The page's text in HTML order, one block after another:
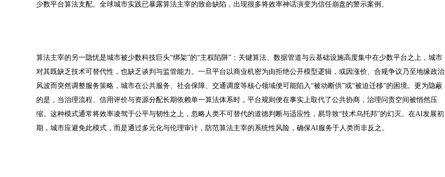
少数平台算法支配。全球城市实践已暴露算法主宰的致命缺陷，出现很多将效率神话演变为信任崩盘的警示案例。
算法主宰的另一隐忧是城市被少数科技巨头“绑架”的“主权陷阱”：关键算法、数据管道与云基础设施高度集中在少数平台之上，城市
对其既缺乏技术可替代性，也缺乏谈判与监管能力。一旦平台以商业机密为由拒绝公开模型逻辑，或因涨价、合规争议乃至地缘政治
风波而突然调整服务策略，城市在公共服务、社会保障、交通调度等核心领域便可能陷入“被动断供”或“被迫迁移”的困境。更为隐蔽
的是，当治理流程、信用评价与资源分配长期依赖单一算法体系时，平台规则便在事实上取代了公共协商，治理问责空间被悄然压
缩。这种模式通常将效率凌驾于公平与韧性之上，忽略人类不可替代的道德判断与适应性，易导致“技术乌托邦”的幻灭。在AI发展初
期，城市应避免此模式，而是通过多元化与伦理审计，防范算法主宰的系统性风险，确保AI服务于人类而非反之。